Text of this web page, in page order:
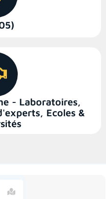
- Laboratoires,
, Ecoles &